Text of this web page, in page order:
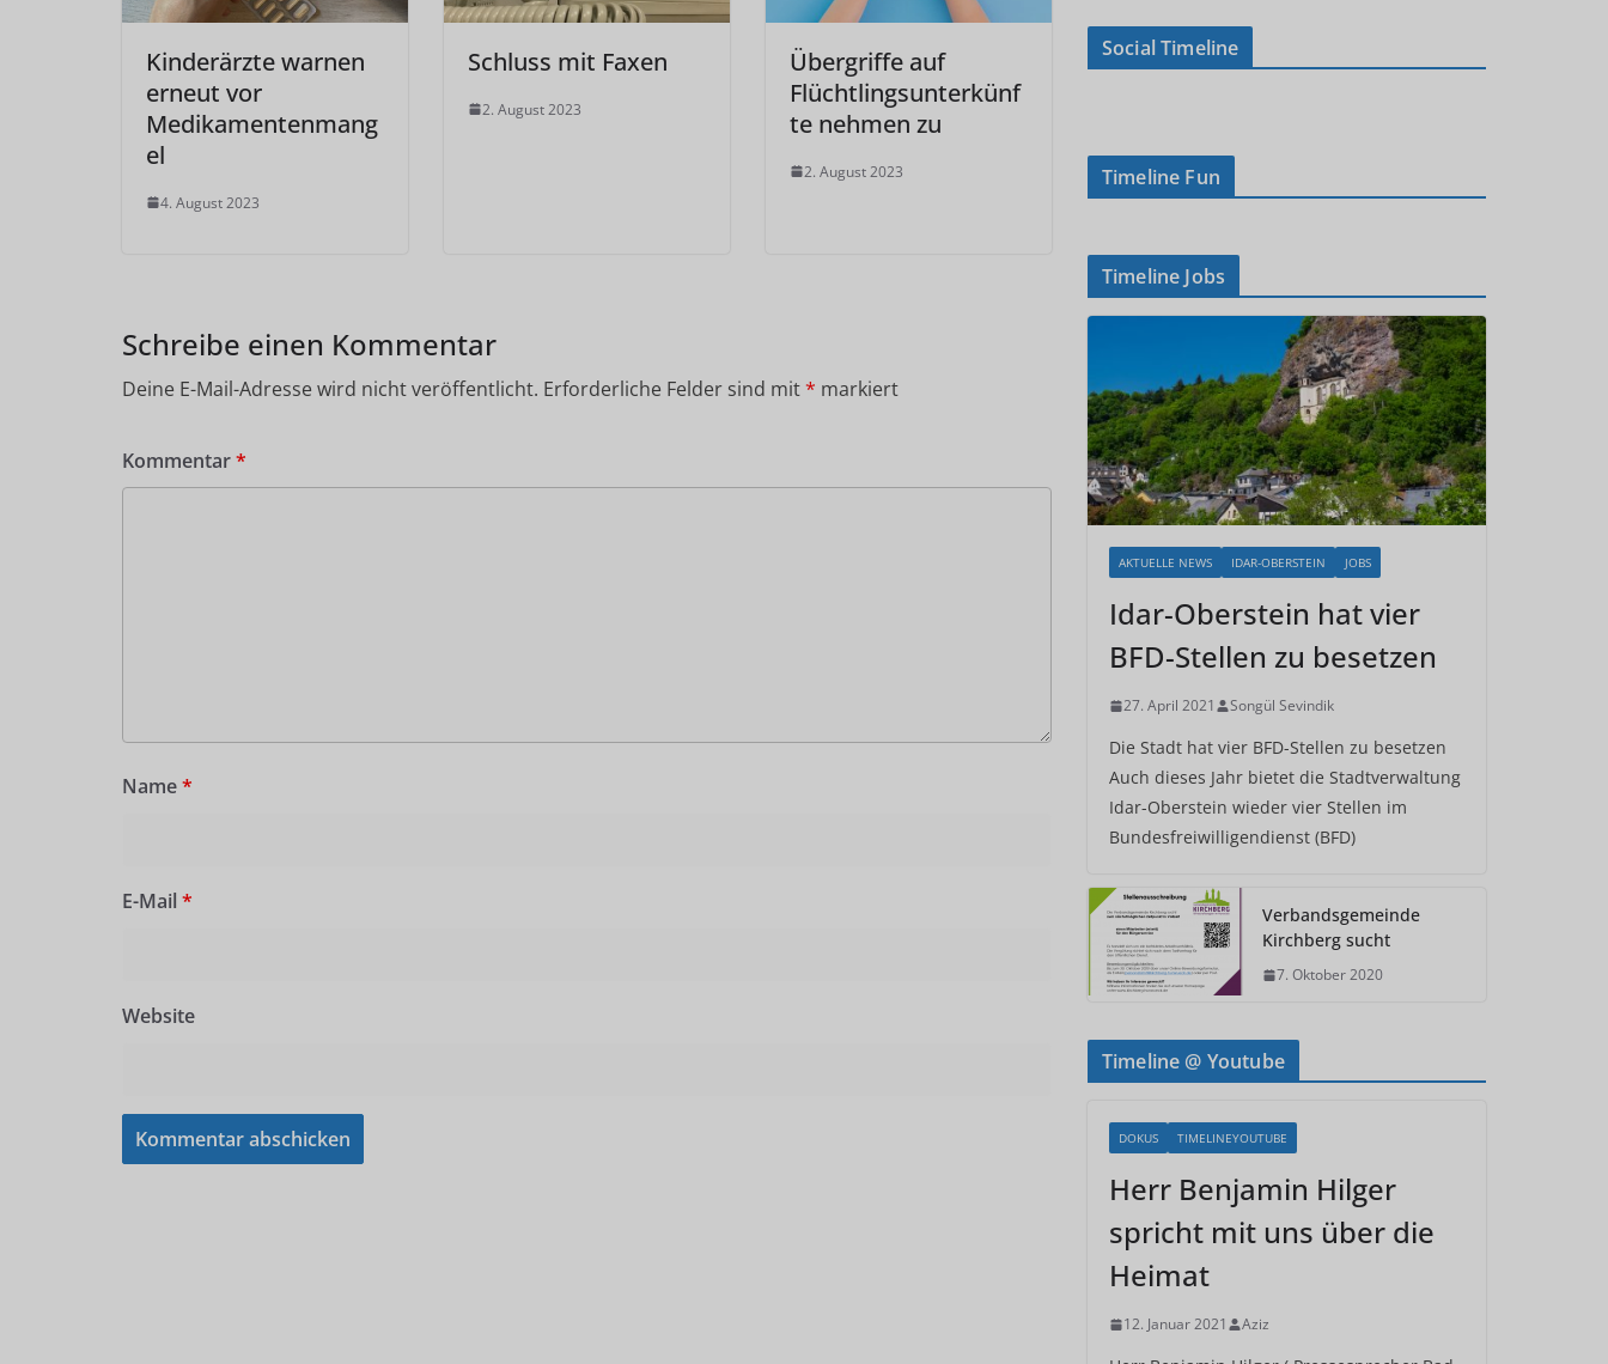
Kinderärzte warnen
erneut vor
Medikamentenmang
el
4. August 2023
Schluss mit Faxen
2. August 2023
Übergriffe auf
Flüchtlingsunterkünf
te nehmen zu
2. August 2023
Schreibe einen Kommentar
Deine E-Mail-Adresse wird nicht veröffentlicht. Erforderliche Felder sind mit* markiert
Kommentar*
Name*
E-Mail *
Website
Social Timeline
Timeline Fun
Timeline Jobs
AKTUELLE NEWS IDAR-OBERSTEIN JOBS
Idar-Oberstein hat vier
BFD-Stellen zu besetzen
27. April 2021 Songül Sevindik
Die Stadt hat vier BFD-Stellen zu besetzen
Auch dieses Jahr bietet die Stadtverwaltung
Idar-Oberstein wieder vier Stellen im
Bundesfreiwilligendienst (BFD)
Verbandsgemeinde
Kirchberg sucht
7. Oktober 2020
Timeline @ Youtube
DOKUS TIMELINEYOUTUBE
Herr Benjamin Hilger
spricht mit uns über die
Heimat
12. Januar 2021 Aziz